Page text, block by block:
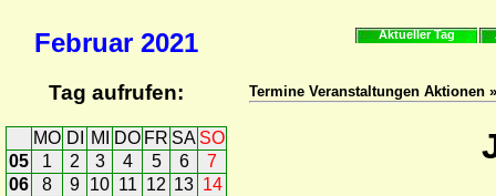
Februar 2021
Tag aufrufen:
MO DI MI DO FR SA SO
05
1 2 3 4 5 6
7
06
8 9 10 11 12 13 14
Aktueller Tag
Termine Veranstaltungen Aktionen